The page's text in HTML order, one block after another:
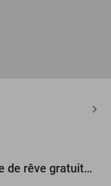
Tentez de gagner un voyage de rêve gratuit d'une valeur de 3.000 € !